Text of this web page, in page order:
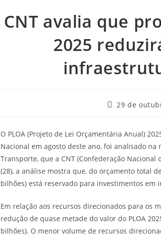
CNT avalia que
2025
29 de
O PLOA (Projeto de Lei Orçamentária Anual)
Nacional em agosto deste ano, foi analisado na
Transporte, que a CNT (Confederação
(28), a análise mostra que, do orçamento total
bilhões) está reservado para investimentos
Em relação aos recursos direcionados para os
redução de quase metade do valor do PLOA
bilhões). O menor volume de recursos